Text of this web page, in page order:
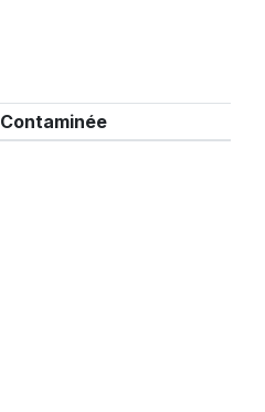
Contaminée